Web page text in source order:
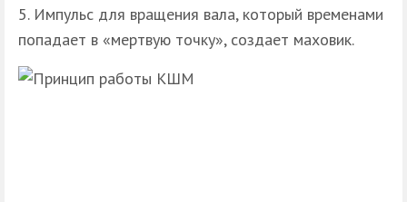
Импульс для вращения вала, который временами
попадает в «мертвую точку», создает маховик.